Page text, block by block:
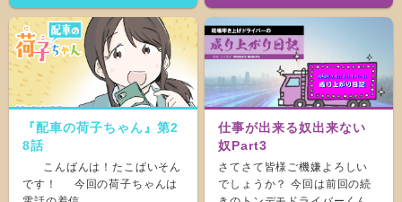
『配車の荷子ちゃん』第2
8話
こんばんは！たこぱいそん
です！ 今回の荷子ちゃんは
仕事が出来る奴出来ない
奴Part3
さてさて皆様ご機嫌よろしい
でしょうか？ 今回は前回の続